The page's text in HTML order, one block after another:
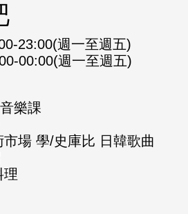
23:00(週一至週五)
00:00(週一至週五)
樂課
場 學/史庫比 日韓歌曲
理